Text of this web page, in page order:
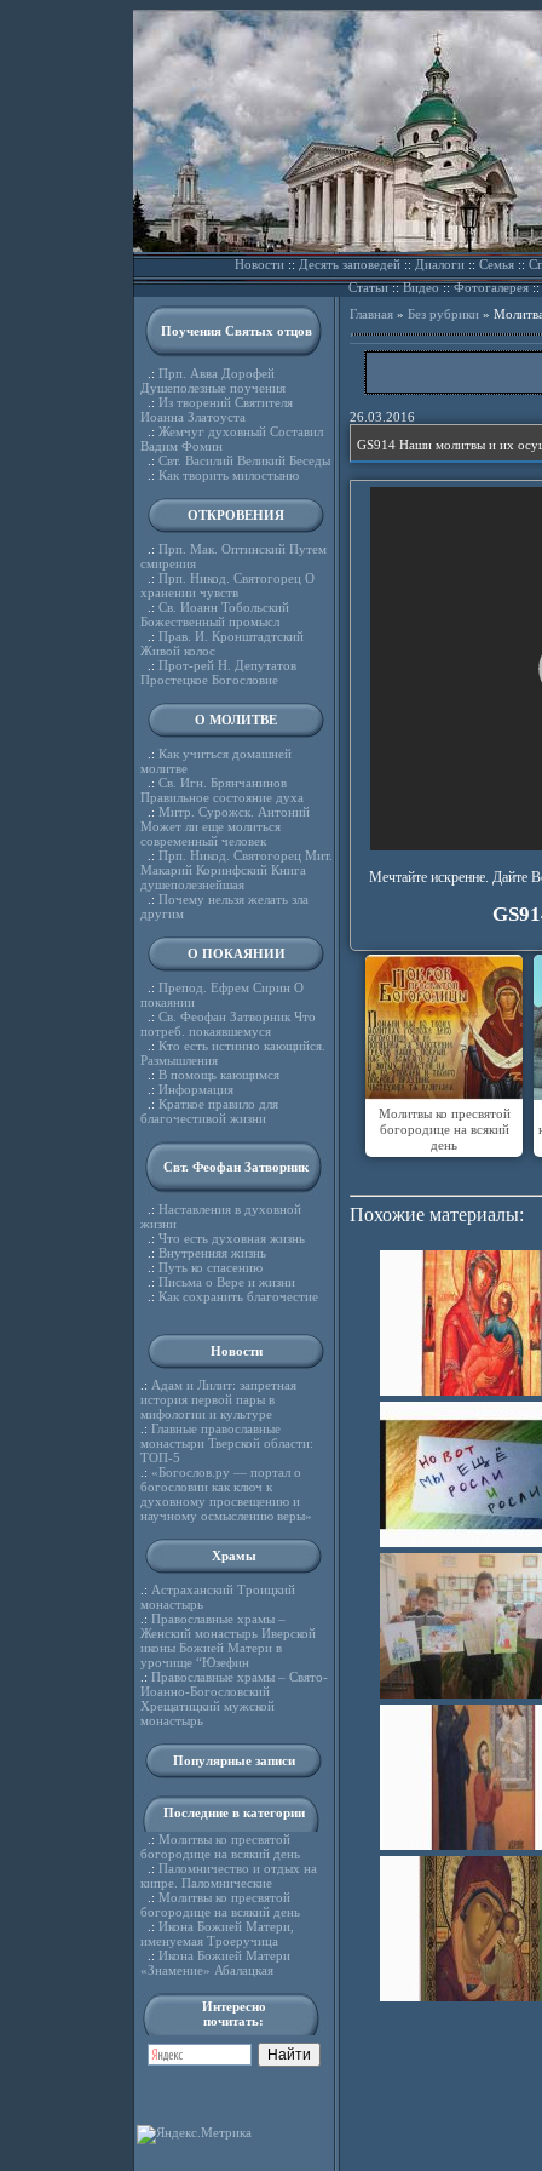
Новости::Десять заповедей::Диалоги::Семья::
Статьи::Видео ::Фотогалерея::
Поучения Святых отцов
.: Прп. Авва Дорофей
Душеполезные поучения
.: Из творений Святителя
Иоанна Златоуста
.: Жемчуг духовный Составил
Вадим Фомин
.: Свт. Василий Великий Беседы
.: Как творить милостыню
ОТКРОВЕНИЯ
.: Прп. Мак. Оптинский Путем
смирения
.: Прп. Никод. Святогорец О
хранении чувств
.: Св. Иоанн Тобольский
Божественный промысл
.: Прав. И. Кронштадтский
Живой колос
.: Прот-рей Н. Депутатов
Простецкое Богословие
О МОЛИТВЕ
.: Как учиться домашней
молитве
.: Св. Игн. Брянчанинов
Правильное состояние духа
.: Митр. Сурожск. Антоний
Может ли еще молиться
современный человек
.: Прп. Никод. Святогорец Мит.
Макарий Коринфский Книга
душеполезнейшая
.: Почему нельзя желать зла
другим
О ПОКАЯНИИ
.: Препод. Ефрем Сирин О
покаянии
.: Св. Феофан Затворник Что
потреб. покаявшемуся
.: Кто есть истинно кающийся.
Размышления
.: В помощь кающимся
.: Информация
.: Краткое правило для
благочестивой жизни
Свт. Феофан Затворник
.: Наставления в духовной
жизни
.: Что есть духовная жизнь
.: Внутренняя жизнь
.: Путь ко спасению
.: Письма о Вере и жизни
.: Как сохранить благочестие
Новости
.: Адам и Лилит: запретная
история первой пары в
мифологии и культуре
.: Главные православные
монастыри Тверской области:
ТОП-5
.: «Богослов.ру — портал о
богословии как ключ к
духовному просвещению и
научному осмыслению веры»
Храмы
.: Астраханский Троицкий
монастырь
.: Православные храмы –
Женский монастырь Иверской
иконы Божией Матери в
урочище “Юзефин
.: Православные храмы – Свято-
Иоанно-Богословский
Хрещатицкий мужской
монастырь
Популярные записи
Последние в категории
.: Молитвы ко пресвятой
богородице на всякий день
.: Паломничество и отдых на
кипре. Паломнические
.: Молитвы ко пресвятой
богородице на всякий день
.: Икона Божией Матери,
именуемая Троеручица
.: Икона Божией Матери
«Знамение» Абалацкая
Интересно
почитать:
Главная» Без рубрики»
26.03.2016
GS914 Наши молитвы и их
Мечтайте искренне. Дайте
Молитвы ко пресвятой
богородице на всякий
день
Похожие материалы: